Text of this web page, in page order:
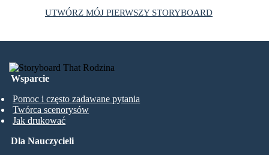
UTWÓRZ MÓJ PIERWSZY STORYBOARD
Wsparcie
Pomoc i często zadawane pytania
Twórca scenorysów
Jak drukować
Dla Nauczycieli